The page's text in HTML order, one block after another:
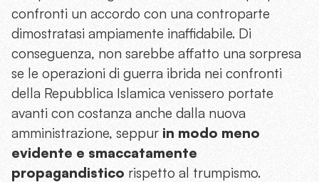
confronti un accordo con una controparte
dimostratasi ampiamente inaffidabile. Di
conseguenza, non sarebbe affatto una sorpresa
se le operazioni di guerra ibrida nei confronti
della Repubblica Islamica venissero portate
avanti con costanza anche dalla nuova
amministrazione, seppur in modo meno
evidente e smaccatamente
propagandistico rispetto al trumpismo.